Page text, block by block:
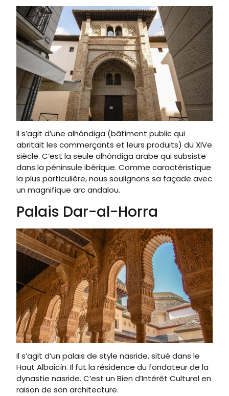
Il s’agit d’une alhóndiga (bâtiment public qui
abritait les commerçants et leurs produits) du XIVe
siècle. C’est la seule alhóndiga arabe qui subsiste
dans la péninsule ibérique. Comme caractéristique
la plus particulière, nous soulignons sa façade avec
un magnifique arc andalou.
Palais Dar-al-Horra
Il s’agit d’un palais de style nasride, situé dans le
Haut Albaicín. Il fut la résidence du fondateur de la
dynastie nasride. C’est un Bien d’Intérêt Culturel en
raison de son architecture.